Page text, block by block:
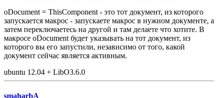
oDocument = ThisComponent - это тот документ, из которого
запускается макрос - запускаете макрос в нужном документе, а
затем переключаетесь на другой и там делаете что хотите. В
макросе oDocument будет указывать на тот документ, из
которого вы его запустили, независимо от того, какой
документ сейчас является активным.
ubuntu 12.04 + LibO3.6.0
smaharbA